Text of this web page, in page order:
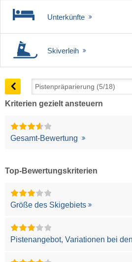
Unterkünfte
Skiverleih
Kriterien gezielt ansteuern
Gesamt-Bewertung
Top-Bewertungskriterien
Größe des Skigebiets
Pistenangebot, Variationen bei